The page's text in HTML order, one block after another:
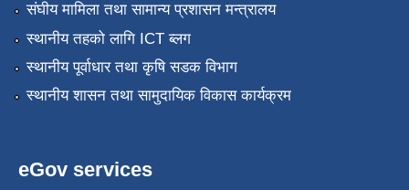
संघीय मामिला तथा सामान्य प्रशासन मन्त्रालय
स्थानीय तहको लागि ICT ब्लग
स्थानीय पूर्वाधार तथा कृषि सडक विभाग
स्थानीय शासन तथा सामुदायिक विकास कार्यक्रम
eGov services